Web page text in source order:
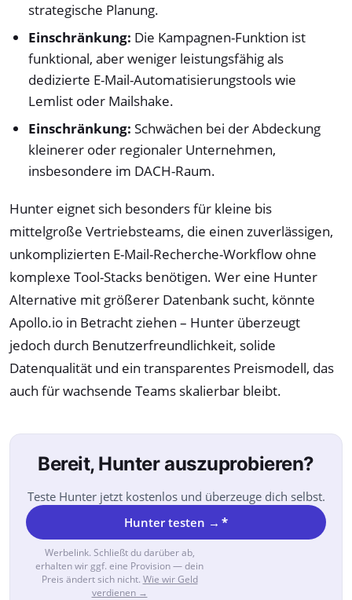
strategische Planung.
Einschränkung: Die Kampagnen-Funktion ist
funktional, aber weniger leistungsfähig als
dedizierte E-Mail-Automatisierungstools wie
Lemlist oder Mailshake.
Einschränkung: Schwächen bei der Abdeckung
kleinerer oder regionaler Unternehmen,
insbesondere im DACH-Raum.
Hunter eignet sich besonders für kleine bis
mittelgroße Vertriebsteams, die einen zuverlässigen,
unkomplizierten E-Mail-Recherche-Workflow ohne
komplexe Tool-Stacks benötigen. Wer eine Hunter
Alternative mit größerer Datenbank sucht, könnte
Apollo.io in Betracht ziehen – Hunter überzeugt
jedoch durch Benutzerfreundlichkeit, solide
Datenqualität und ein transparentes Preismodell, das
auch für wachsende Teams skalierbar bleibt.
Bereit, Hunter auszuprobieren?
Teste Hunter jetzt kostenlos und überzeuge dich selbst.
Hunter testen → *
Werbelink. Schließt du darüber ab,
erhalten wir ggf. eine Provision — dein
Preis ändert sich nicht. Wie wir Geld
verdienen →